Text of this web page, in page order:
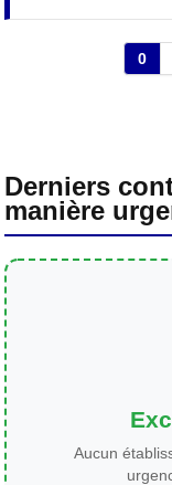
0
Derniers
manière
Aucun